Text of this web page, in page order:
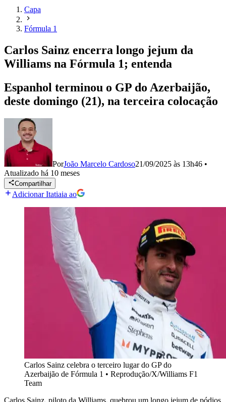
Capa
Fórmula 1
Carlos Sainz encerra longo jejum da
Williams na Fórmula 1; entenda
Espanhol terminou o GP do Azerbaijão,
deste domingo (21), na terceira colocação
PorJoão Marcelo Cardoso21/09/2025 às 13h46 •
Atualizado há 10 meses
Compartilhar
Adicionar Itatiaia ao
Carlos Sainz celebra o terceiro lugar do GP do
Azerbaijão de Fórmula 1 • Reprodução/X/Williams F1
Team